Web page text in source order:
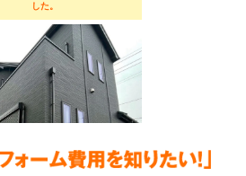
した。